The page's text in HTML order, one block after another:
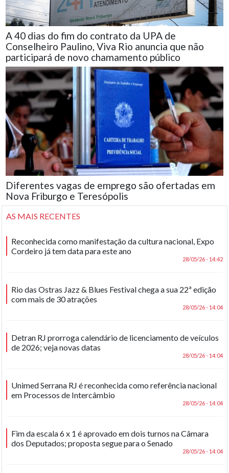
A 40 dias do fim do contrato da UPA de
Conselheiro Paulino, Viva Rio anuncia que não
participará de novo chamamento público
Diferentes vagas de emprego são ofertadas em
Nova Friburgo e Teresópolis
AS MAIS RECENTES
Reconhecida como manifestação da cultura nacional, Expo
Cordeiro já tem data para este ano
28/05/26 - 14:42
Rio das Ostras Jazz & Blues Festival chega a sua 22ª edição
com mais de 30 atrações
28/05/26 - 14:04
Detran RJ prorroga calendário de licenciamento de veículos
de 2026; veja novas datas
28/05/26 - 14:04
Unimed Serrana RJ é reconhecida como referência nacional
em Processos de Intercâmbio
28/05/26 - 14:04
Fim da escala 6 x 1 é aprovado em dois turnos na Câmara
dos Deputados; proposta segue para o Senado
28/05/26 - 14:04